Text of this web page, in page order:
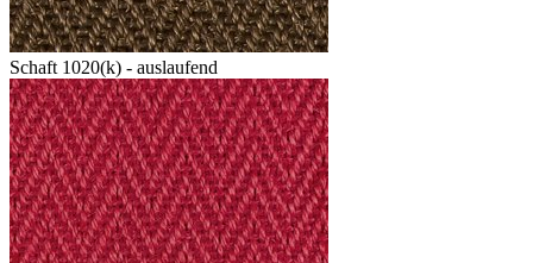
Schaft 1020(k) - auslaufend